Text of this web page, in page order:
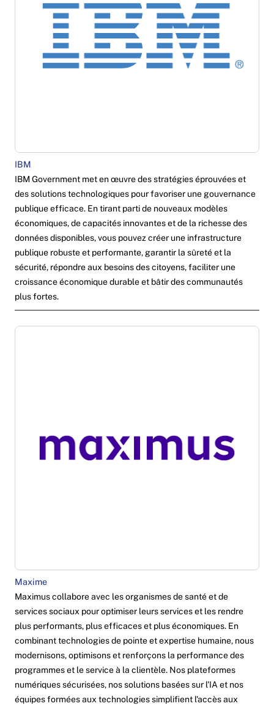
IBM
IBM Government met en œuvre des stratégies éprouvées et
des solutions technologiques pour favoriser une gouvernance
publique efficace. En tirant parti de nouveaux modèles
économiques, de capacités innovantes et de la richesse des
données disponibles, vous pouvez créer une infrastructure
publique robuste et performante, garantir la sûreté et la
sécurité, répondre aux besoins des citoyens, faciliter une
croissance économique durable et bâtir des communautés
plus fortes.
Maxime
Maximus collabore avec les organismes de santé et de
services sociaux pour optimiser leurs services et les rendre
plus performants, plus efficaces et plus économiques. En
combinant technologies de pointe et expertise humaine, nous
modernisons, optimisons et renforçons la performance des
programmes et le service à la clientèle. Nos plateformes
numériques sécurisées, nos solutions basées sur l'IA et nos
équipes formées aux technologies simplifient l'accès aux